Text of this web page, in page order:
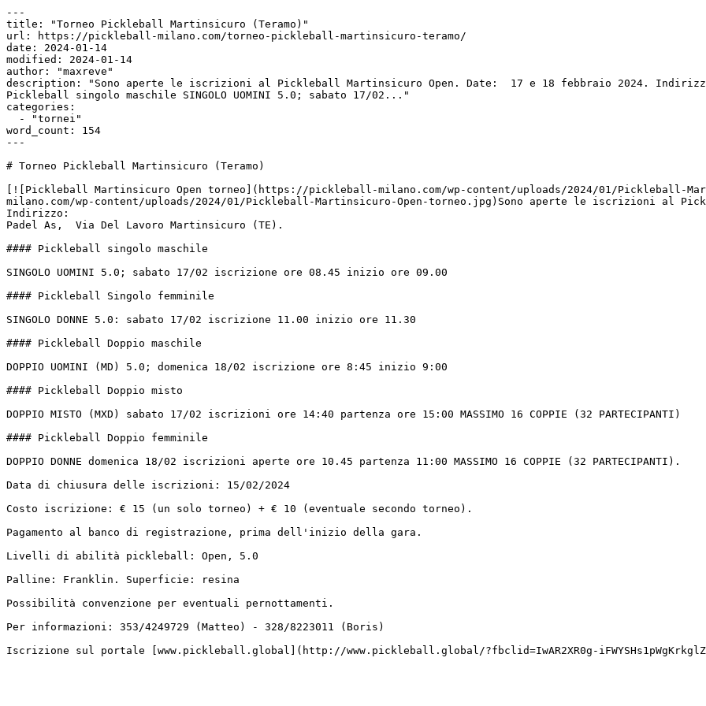
---
title: "Torneo Pickleball Martinsicuro (Teramo)"
url: https://pickleball-milano.com/torneo-pickleball-martinsicuro-teramo/
date: 2024-01-14
modified: 2024-01-14
author: "maxreve"
description: "Sono aperte le iscrizioni al Pickleball Martinsicuro Open. Date:  17 e 18 febbraio 2024.
Pickleball singolo maschile SINGOLO UOMINI 5.0; sabato 17/02..."
categories:
word_count: 154
---
# Torneo Pickleball Martinsicuro (Teramo)
[![Pickleball Martinsicuro Open torneo](https://pickleball-milano.com/wp-content/uploads/2024/01/Pickleball-
milano.com/wp-content/uploads/2024/01/Pickleball-Martinsicuro-Open-torneo.jpg)Sono aperte le iscrizioni al
Indirizzo:
Padel As,  Via Del Lavoro Martinsicuro (TE).
#### Pickleball singolo maschile
SINGOLO UOMINI 5.0; sabato 17/02 iscrizione ore 08.45 inizio ore 09.00
#### Pickleball Singolo femminile
SINGOLO DONNE 5.0: sabato 17/02 iscrizione 11.00 inizio ore 11.30
#### Pickleball Doppio maschile
DOPPIO UOMINI (MD) 5.0; domenica 18/02 iscrizione ore 8:45 inizio 9:00
#### Pickleball Doppio misto
DOPPIO MISTO (MXD) sabato 17/02 iscrizioni ore 14:40 partenza ore 15:00 MASSIMO 16 COPPIE (32 PARTECIPANTI)
#### Pickleball Doppio femminile
DOPPIO DONNE domenica 18/02 iscrizioni aperte ore 10.45 partenza 11:00 MASSIMO 16 COPPIE (32 PARTECIPANTI).
Data di chiusura delle iscrizioni: 15/02/2024
Costo iscrizione: € 15 (un solo torneo) + € 10 (eventuale secondo torneo).
Pagamento al banco di registrazione, prima dell'inizio della gara.
Livelli di abilità pickleball: Open, 5.0
Palline: Franklin. Superficie: resina
Possibilità convenzione per eventuali pernottamenti.
Per informazioni: 353/4249729 (Matteo) - 328/8223011 (Boris)
Iscrizione sul portale [www.pickleball.global](http://www.pickleball.global/?fbclid=IwAR2XR0g-